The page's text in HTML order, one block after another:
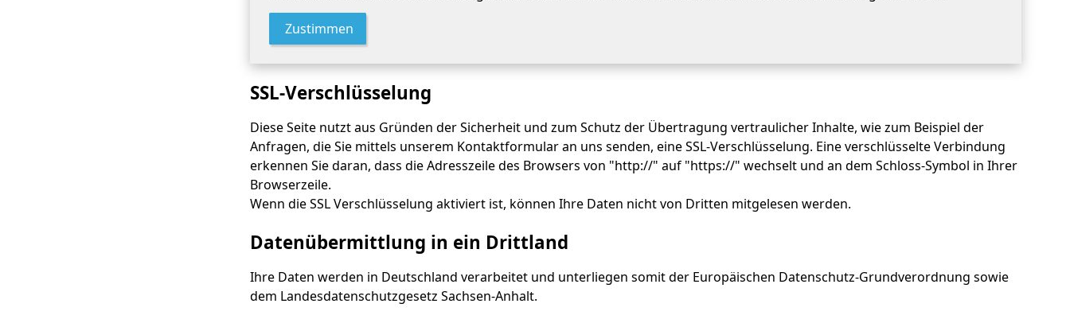
Zustimmen
SSL-Verschlüsselung
Diese Seite nutzt aus Gründen der Sicherheit und zum Schutz der Übertragung vertraulicher Inhalte, wie zum Beispiel der
Anfragen, die Sie mittels unserem Kontaktformular an uns senden, eine SSL-Verschlüsselung. Eine verschlüsselte Verbindung
erkennen Sie daran, dass die Adresszeile des Browsers von "http://" auf "https://" wechselt und an dem Schloss-Symbol in Ihrer
Browserzeile.
Wenn die SSL Verschlüsselung aktiviert ist, können Ihre Daten nicht von Dritten mitgelesen werden.
Datenübermittlung in ein Drittland
Ihre Daten werden in Deutschland verarbeitet und unterliegen somit der Europäischen Datenschutz-Grundverordnung sowie
dem Landesdatenschutzgesetz Sachsen-Anhalt.